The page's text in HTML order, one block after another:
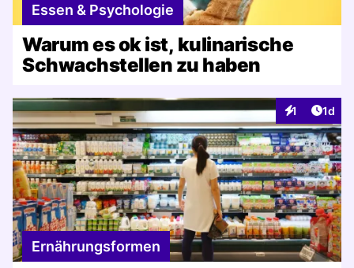
Essen & Psychologie
Warum es ok ist, kulinarische
Schwachstellen zu haben
1
Interaktionen
1d
Ernährungsformen